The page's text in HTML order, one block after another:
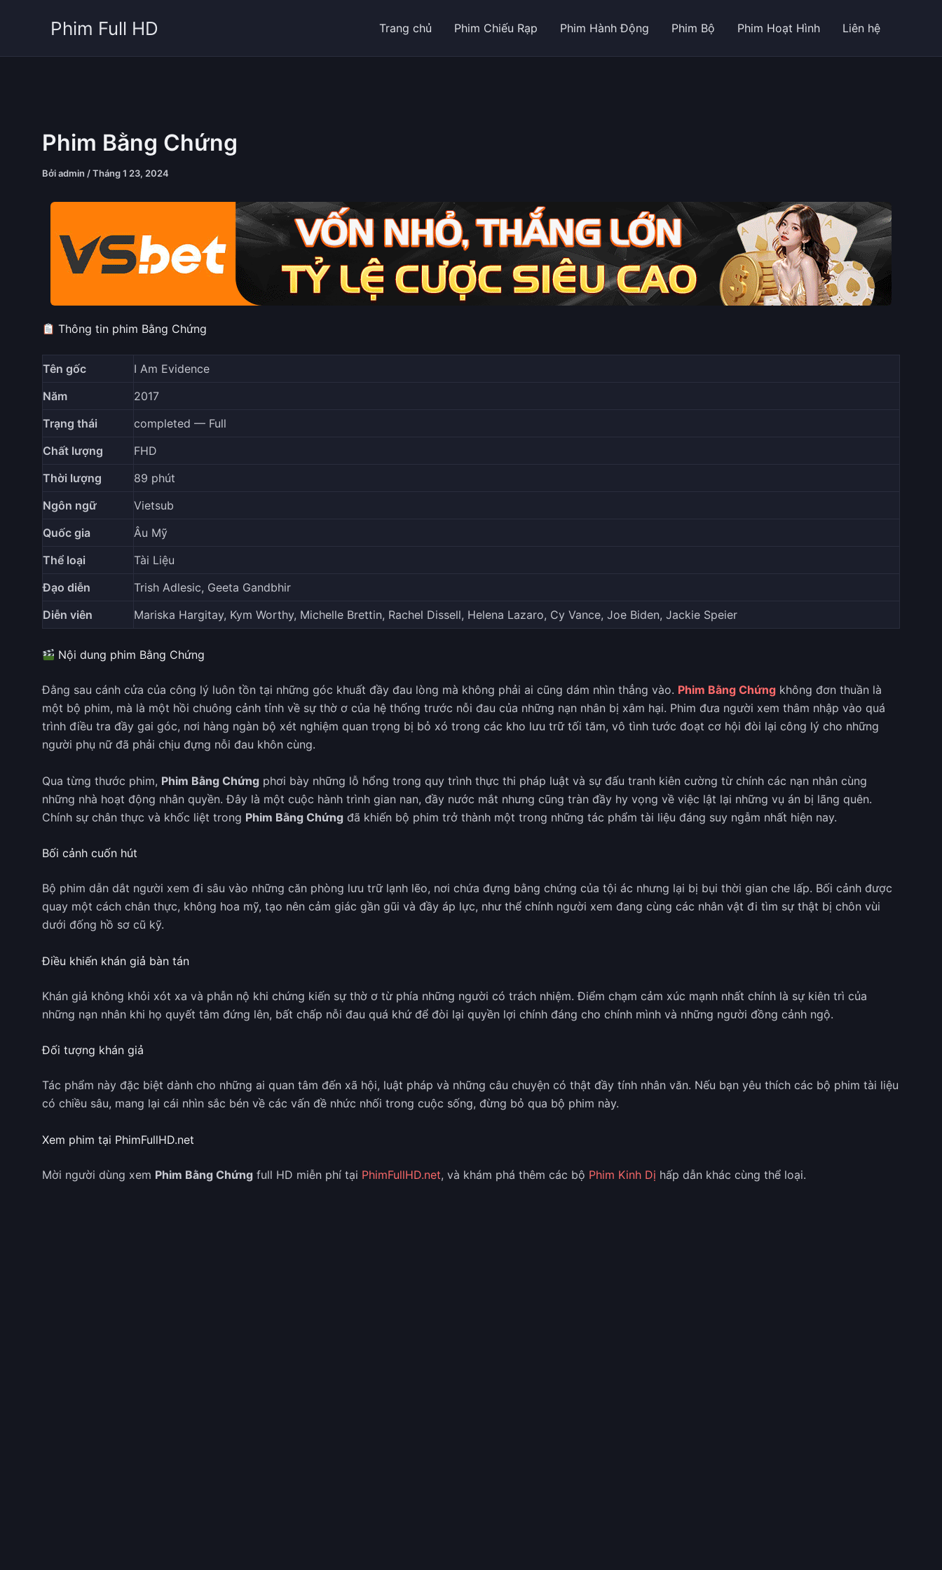
Phim Full HD Trang chủ Phim Chiếu Rạp Phim Hành Động Phim Bộ Phim Hoạt Hình Liên hệ
Phim Bằng Chứng
Bởiadmin /Tháng 1 23, 2024
Thông tin phim Bằng Chứng
Tên gốc
I Am Evidence
Năm
2017
Trạng thái
completed — Full
Chất lượng
FHD
Thời lượng
89 phút
Ngôn ngữ
Vietsub
Quốc gia
Âu Mỹ
Thể loại
Tài Liệu
Đạo diễn
Trish Adlesic, Geeta Gandbhir
Diễn viên
Mariska Hargitay, Kym Worthy, Michelle Brettin, Rachel Dissell, Helena Lazaro, Cy Vance, Joe Biden, Jackie Speier
Nội dung phim Bằng Chứng
Đằng sau cánh cửa của công lý luôn tồn tại những góc khuất đầy đau lòng mà không phải ai cũng dám nhìn thẳng vào. Phim Bằng Chứng không đơn thuần là
một bộ phim, mà là một hồi chuông cảnh tỉnh về sự thờ ơ của hệ thống trước nỗi đau của những nạn nhân bị xâm hại. Phim đưa người xem thâm nhập vào quá
trình điều tra đầy gai góc, nơi hàng ngàn bộ xét nghiệm quan trọng bị bỏ xó trong các kho lưu trữ tối tăm, vô tình tước đoạt cơ hội đòi lại công lý cho những
người phụ nữ đã phải chịu đựng nỗi đau khôn cùng.
Qua từng thước phim, Phim Bằng Chứng phơi bày những lỗ hổng trong quy trình thực thi pháp luật và sự đấu tranh kiên cường từ chính các nạn nhân cùng
những nhà hoạt động nhân quyền. Đây là một cuộc hành trình gian nan, đầy nước mắt nhưng cũng tràn đầy hy vọng về việc lật lại những vụ án bị lãng quên.
Chính sự chân thực và khốc liệt trong Phim Bằng Chứng đã khiến bộ phim trở thành một trong những tác phẩm tài liệu đáng suy ngẫm nhất hiện nay.
Bối cảnh cuốn hút
Bộ phim dẫn dắt người xem đi sâu vào những căn phòng lưu trữ lạnh lẽo, nơi chứa đựng bằng chứng của tội ác nhưng lại bị bụi thời gian che lấp. Bối cảnh được
quay một cách chân thực, không hoa mỹ, tạo nên cảm giác gần gũi và đầy áp lực, như thể chính người xem đang cùng các nhân vật đi tìm sự thật bị chôn vùi
dưới đống hồ sơ cũ kỹ.
Điều khiến khán giả bàn tán
Khán giả không khỏi xót xa và phẫn nộ khi chứng kiến sự thờ ơ từ phía những người có trách nhiệm. Điểm chạm cảm xúc mạnh nhất chính là sự kiên trì của
những nạn nhân khi họ quyết tâm đứng lên, bất chấp nỗi đau quá khứ để đòi lại quyền lợi chính đáng cho chính mình và những người đồng cảnh ngộ.
Đối tượng khán giả
Tác phẩm này đặc biệt dành cho những ai quan tâm đến xã hội, luật pháp và những câu chuyện có thật đầy tính nhân văn. Nếu bạn yêu thích các bộ phim tài liệu
có chiều sâu, mang lại cái nhìn sắc bén về các vấn đề nhức nhối trong cuộc sống, đừng bỏ qua bộ phim này.
Xem phim tại PhimFullHD.net
Mời người dùng xem Phim Bằng Chứng full HD miễn phí tại PhimFullHD.net, và khám phá thêm các bộ Phim Kinh Dị hấp dẫn khác cùng thể loại.